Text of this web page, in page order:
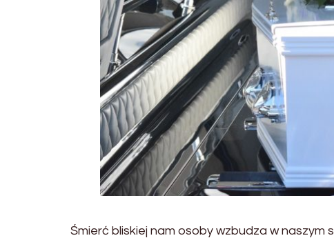
Śmierć bliskiej nam osoby wzbudza w